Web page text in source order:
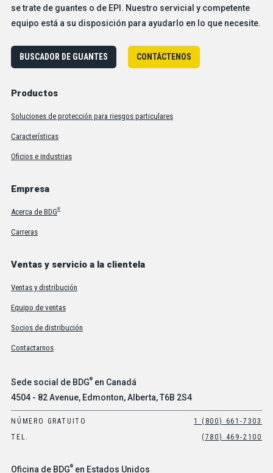
se trate de guantes o de EPI. Nuestro servicial y competente
equipo está a su disposición para ayudarlo en lo que necesite.
BUSCADOR DE GUANTES CONTÁCTENOS
Productos
Soluciones de protección para riesgos particulares
Características
Oficios e industrias
Empresa
Acerca de BDG®
Carreras
Ventas y servicio a la clientela
Ventas y distribución
Equipo de ventas
Socios de distribución
Contactarnos
Sede social de BDG®en Canadá
4504 - 82 Avenue, Edmonton, Alberta, T6B 2S4
NÚMERO GRATUITO
1 (800) 661-7303
TEL.
(780) 469-2100
Oficina de BDG®en Estados Unidos